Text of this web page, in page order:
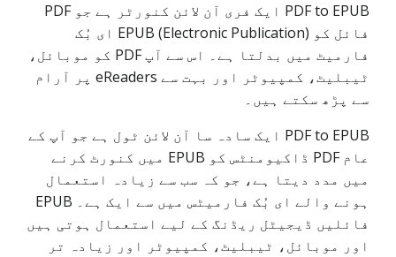
PDF to EPUB ایک فری آن لائن کنورٹر ہے جو PDF
فائل کو EPUB (Electronic Publication) ای بُک
فارمیٹ میں بدلتا ہے۔ اس سے آپ PDF کو موبائل،
ٹیبلیٹ، کمپیوٹر اور بہت سے eReaders پر آرام
سے پڑھ سکتے ہیں۔
PDF to EPUB ایک سادہ سا آن لائن ٹول ہے جو آپ کے
عام PDF ڈاکیومنٹس کو EPUB میں کنورٹ کرنے
میں مدد دیتا ہے، جو کہ سب سے زیادہ استعمال
ہونے والے ای بُک فارمیٹس میں سے ایک ہے۔ EPUB
فائلیں ڈیجیٹل ریڈنگ کے لیے استعمال ہوتی ہیں
اور موبائل، ٹیبلیٹ، کمپیوٹر اور زیادہ تر